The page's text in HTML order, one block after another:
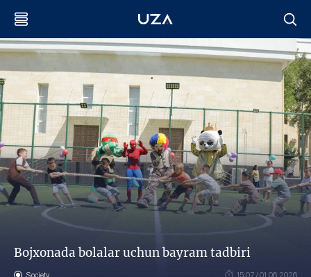
Bojxonada bolalar uchun bayram tadbiri
Society 15:07 / 01.06.2026